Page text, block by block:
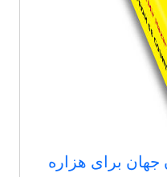
برای هزاره